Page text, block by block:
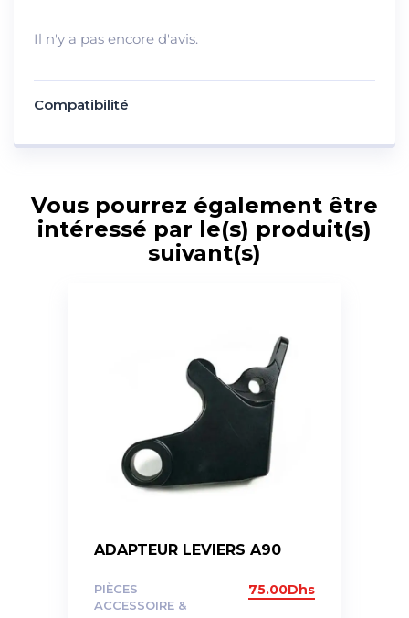
Il n'y a pas encore d'avis.
Compatibilité
Vous pourrez également être
intéressé par le(s) produit(s)
suivant(s)
ADAPTEUR LEVIERS A90
PIÈCES
ACCESSOIRE &
75.00Dhs